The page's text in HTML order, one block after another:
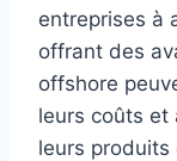
entreprises à
offrant des
offshore
leurs coûts et
leurs produits